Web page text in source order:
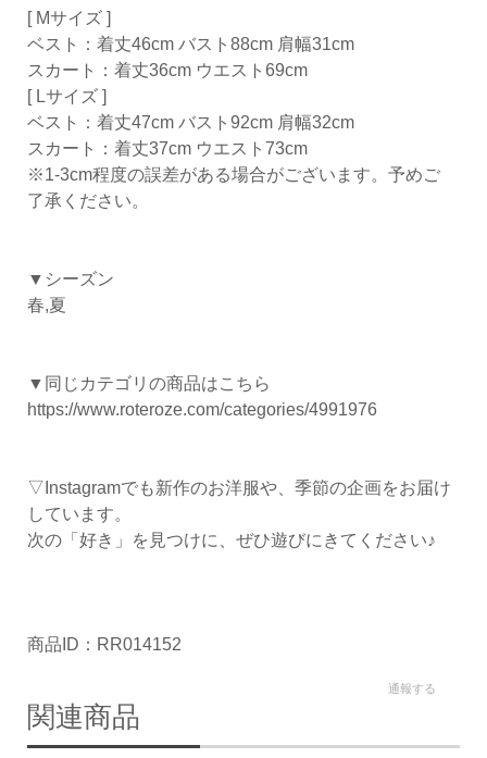
[ Mサイズ ]
ベスト：着丈46cm バスト88cm 肩幅31cm
スカート：着丈36cm ウエスト69cm
[ Lサイズ ]
ベスト：着丈47cm バスト92cm 肩幅32cm
スカート：着丈37cm ウエスト73cm
※1-3cm程度の誤差がある場合がございます。予めご
了承ください。
▼シーズン
春,夏
▼同じカテゴリの商品はこちら
https://www.roteroze.com/categories/4991976
▽Instagramでも新作のお洋服や、季節の企画をお届け
しています。
次の「好き」を見つけに、ぜひ遊びにきてください♪
商品ID：RR014152
通報する
関連商品